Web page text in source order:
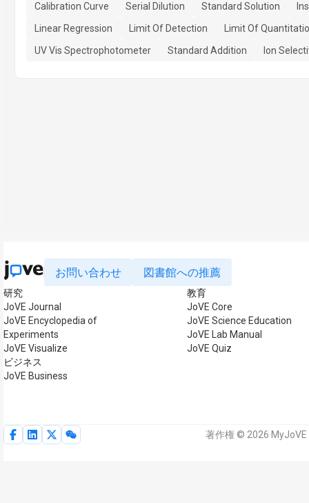
Calibration Curve Serial Dilution Standard Solution
Linear Regression
Limit Of Detection
Limit Of
UV Vis Spectrophotometer
Standard Addition Ion
お問い合わせ 図書館への推薦
研究
JoVE Journal
JoVE Encyclopedia of
Experiments
JoVE Visualize
ビジネス
JoVE Business
教育
JoVE Core
JoVE Science Education
JoVE Lab Manual
JoVE Quiz
著作権 © 2026